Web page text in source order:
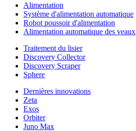
Alimentation
Système d'alimentation automatique
Robot poussoir d'alimentation
Alimentation automatique des veaux
Traitement du lisier
Discovery Collector
Discovery Scraper
Sphere
Dernières innovations
Zeta
Exos
Orbiter
Juno Max